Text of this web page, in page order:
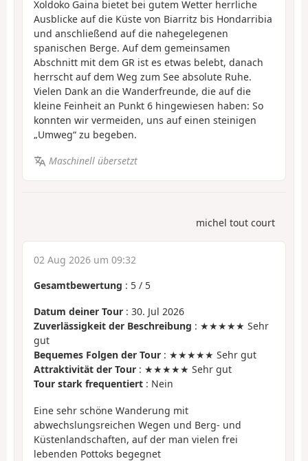
Xoldoko Gaina bietet bei gutem Wetter herrliche
Ausblicke auf die Küste von Biarritz bis Hondarribia
und anschließend auf die nahegelegenen
spanischen Berge. Auf dem gemeinsamen
Abschnitt mit dem GR ist es etwas belebt, danach
herrscht auf dem Weg zum See absolute Ruhe.
Vielen Dank an die Wanderfreunde, die auf die
kleine Feinheit an Punkt 6 hingewiesen haben: So
konnten wir vermeiden, uns auf einen steinigen
„Umweg“ zu begeben.
Maschinell übersetzt
michel tout court
02 Aug 2026 um 09:32
Gesamtbewertung : 5 / 5
Datum deiner Tour : 30. Jul 2026
Zuverlässigkeit der Beschreibung : ★★★★★ Sehr
gut
Bequemes Folgen der Tour : ★★★★★ Sehr gut
Attraktivität der Tour : ★★★★★ Sehr gut
Tour stark frequentiert : Nein
Eine sehr schöne Wanderung mit
abwechslungsreichen Wegen und Berg- und
Küstenlandschaften, auf der man vielen frei
lebenden Pottoks begegnet